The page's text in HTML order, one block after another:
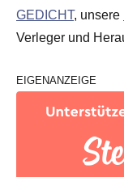
GEDICHT, unsere
Verleger und
EIGENANZEIGE